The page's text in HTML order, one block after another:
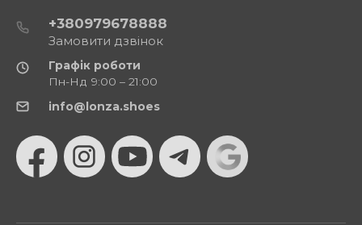
+380979678888
Замовити дзвінок
Графік роботи
Пн-Нд 9:00 – 21:00
info@lonza.shoes